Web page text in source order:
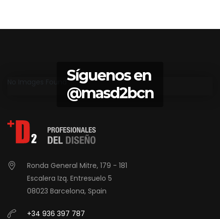
Síguenos en
@masd2bcn
Ronda General Mitre, 179 - 181
Escalera Izq. Entresuelo 5
08023 Barcelona, Spain
+34 936 397 787